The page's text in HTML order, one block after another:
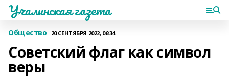
Учалинская газета
Общество 20 СЕНТЯБРЯ 2022, 06:34
Советский флаг как символ
веры